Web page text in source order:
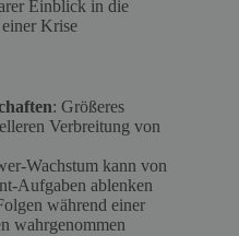
Einblick in die
Krise
: Größeres
Verbreitung von
Wachstum kann von
Aufgaben ablenken
während einer
wahrgenommen